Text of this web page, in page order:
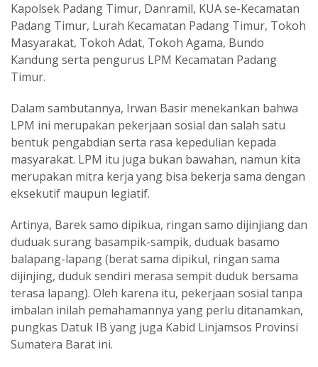
Kapolsek Padang Timur, Danramil, KUA se-Kecamatan
Padang Timur, Lurah Kecamatan Padang Timur, Tokoh
Masyarakat, Tokoh Adat, Tokoh Agama, Bundo
Kandung serta pengurus LPM Kecamatan Padang
Timur.
Dalam sambutannya, Irwan Basir menekankan bahwa
LPM ini merupakan pekerjaan sosial dan salah satu
bentuk pengabdian serta rasa kepedulian kepada
masyarakat. LPM itu juga bukan bawahan, namun kita
merupakan mitra kerja yang bisa bekerja sama dengan
eksekutif maupun legiatif.
Artinya, Barek samo dipikua, ringan samo dijinjiang dan
duduak surang basampik-sampik, duduak basamo
balapang-lapang (berat sama dipikul, ringan sama
dijinjing, duduk sendiri merasa sempit duduk bersama
terasa lapang). Oleh karena itu, pekerjaan sosial tanpa
imbalan inilah pemahamannya yang perlu ditanamkan,
pungkas Datuk IB yang juga Kabid Linjamsos Provinsi
Sumatera Barat ini.